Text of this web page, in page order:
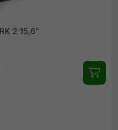
2 15,6"